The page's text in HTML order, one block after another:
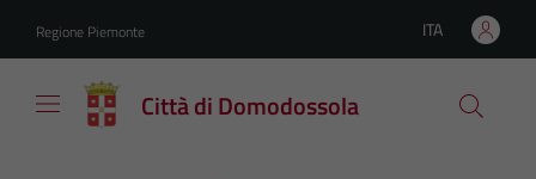
Regione Piemonte Lingua attiva:
ITA
Città di Domodossola